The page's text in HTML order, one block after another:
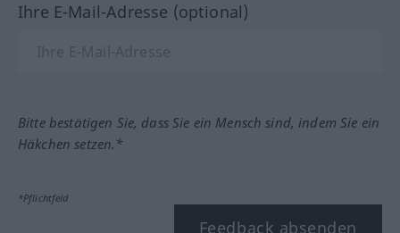
Ihre E-Mail-Adresse (optional)
Bitte bestätigen Sie, dass Sie ein Mensch sind, indem Sie ein
Häkchen setzen.*
*Pflichtfeld
Feedback absenden